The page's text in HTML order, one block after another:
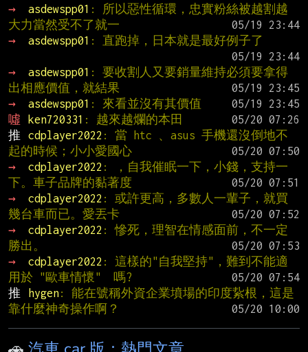
→
asdewspp01 : 所以惡性循環，忠實粉絲被越割越
大力當然受不了就一
→
asdewspp01 : 直跑掉，日本就是最好例子了
→
asdewspp01 : 要收割人又要銷量維持必須要拿得
出相應價值，就結果
→
asdewspp01 : 來看並沒有其價值
噓
ken720331 : 越來越爛的本田
推
cdplayer2022 : 當 htc 、asus 手機還沒倒地不
起的時候；小小愛國心
→
cdplayer2022 : ，自我催眠一下，小錢，支持一
下。車子品牌的黏著度
→
cdplayer2022 : 或許更高，多數人一輩子，就買
幾台車而已。愛丟卡
→
cdplayer2022 : 慘死，理智在情感面前，不一定
勝出。
→
cdplayer2022 : 這樣的"自我堅持"，難到不能適
用於 "歐車情懷"  嗎?
推
hygen: 能在號稱外資企業墳場的印度紥根，這是
靠什麼神奇操作啊？